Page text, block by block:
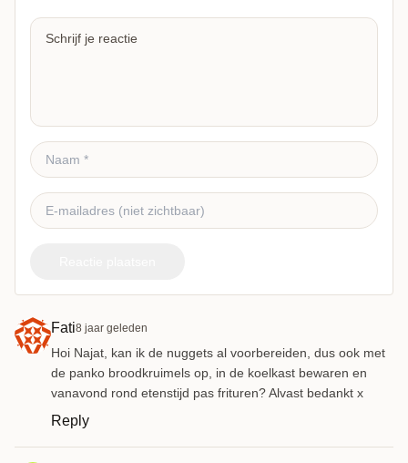
Fati8 jaar geleden
Hoi Najat, kan ik de nuggets al voorbereiden, dus ook met
de panko broodkruimels op, in de koelkast bewaren en
vanavond rond etenstijd pas frituren? Alvast bedankt x
Reply